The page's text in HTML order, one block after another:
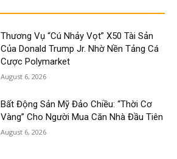
Thương Vụ “Cú Nhảy Vọt” X50 Tài Sản
Của Donald Trump Jr. Nhờ Nền Tảng Cá
Cược Polymarket
August 6, 2026
Bất Động Sản Mỹ Đảo Chiều: “Thời Cơ
Vàng” Cho Người Mua Căn Nhà Đầu Tiên
August 6, 2026